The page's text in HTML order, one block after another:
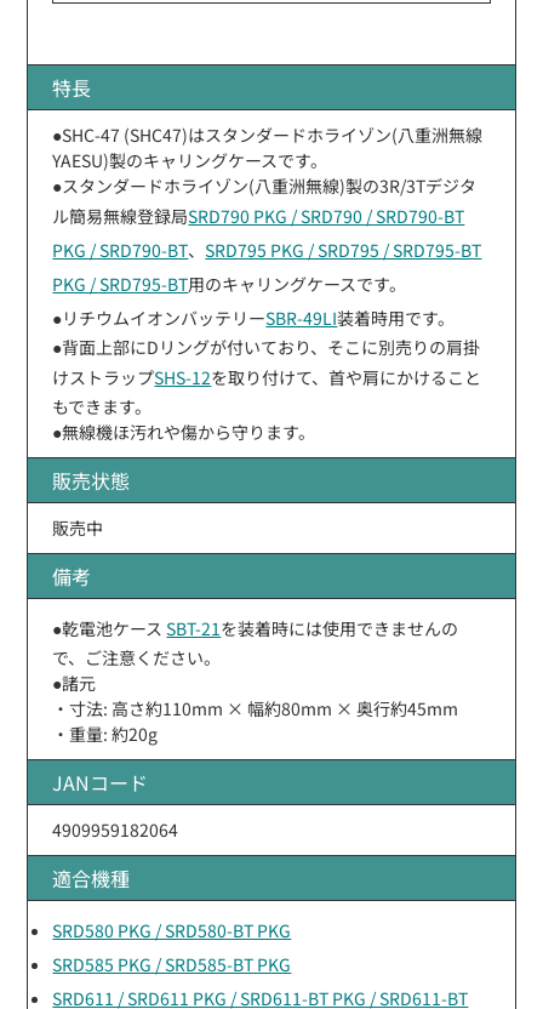
特長
●SHC-47 (SHC47)はスタンダードホライゾン(八重洲無線
YAESU)製のキャリングケースです。
●スタンダードホライゾン(八重洲無線)製の3R/3Tデジタ
ル簡易無線登録局SRD790 PKG / SRD790 / SRD790-BT
PKG / SRD790-BT、SRD795 PKG / SRD795 / SRD795-BT
PKG / SRD795-BT用のキャリングケースです。
●リチウムイオンバッテリーSBR-49LI装着時用です。
●背面上部にDリングが付いており、そこに別売りの肩掛
けストラップSHS-12を取り付けて、首や肩にかけること
もできます。
●無線機ほ汚れや傷から守ります。
販売状態
販売中
備考
●乾電池ケースSBT-21 を装着時には使用できませんの
で、ご注意ください。
●諸元
・寸法: 高さ約110mm × 幅約80mm × 奥行約45mm
・重量: 約20g
JANコード
4909959182064
適合機種
SRD580 PKG / SRD580-BT PKG
SRD585 PKG / SRD585-BT PKG
SRD611 / SRD611 PKG / SRD611-BT PKG / SRD611-BT